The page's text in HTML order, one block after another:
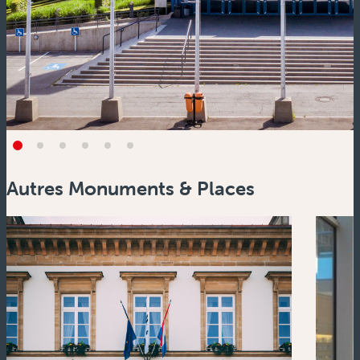
Autres Monuments & Places